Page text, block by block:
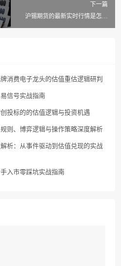
下一篇
沪锡期货的最新实时行情是怎样
消费电子龙头的估值重估逻辑研判
信号实战指南
投标的的估值逻辑与投资机遇
则、博弈逻辑与操作策略深度解析
析：从事件驱动到估值兑现的实战
入市零踩坑实战指南